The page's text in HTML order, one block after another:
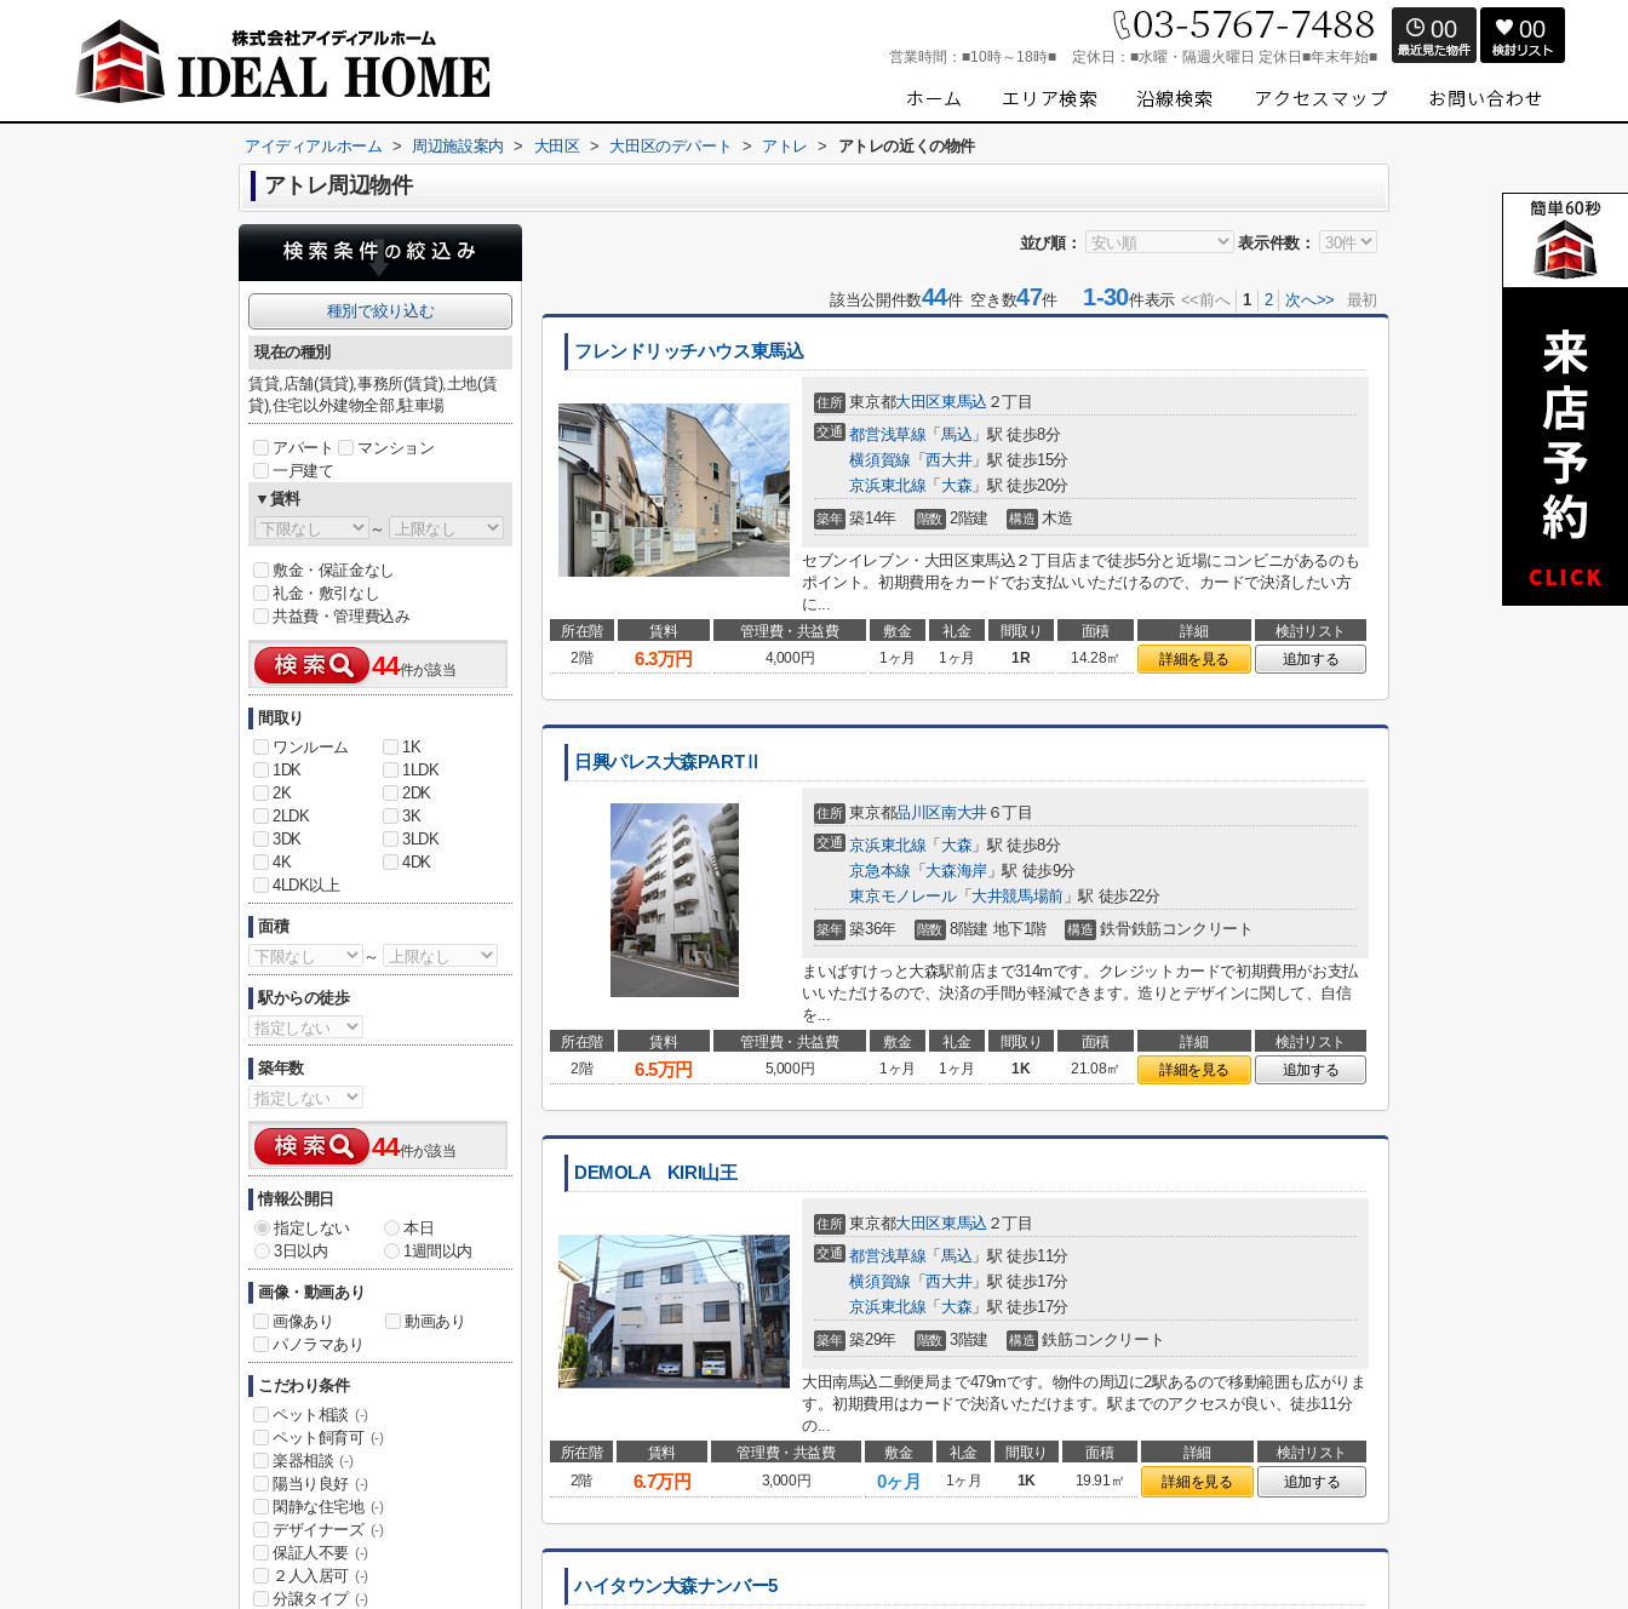
営業時間： ■10時～18時■ 定休日： ■水曜・隔週火曜日 定休日■年末年始■
00 00
アイディアルホーム > 周辺施設案内 > 大田区 > 大田区のデパート > アトレ > アトレの近くの物件
アトレ周辺物件
並び順： 表示件数：
該当公開件数44件 空き数47件1-30件表示 <<前へ 1 2 次へ>> 最初
フレンドリッチハウス東馬込
住所 東京都大田区東馬込 ２丁目
交通 都営浅草線 「 馬込 」駅 徒歩8分
横須賀線 「西大井」駅 徒歩15分
京浜東北線 「 大森 」駅 徒歩20分
築年 築14年 階数 2階建 構造 木造
セブンイレブン・大田区東馬込２丁目店まで徒歩5分と近場にコンビニがあるのも
ポイント。初期費用をカードでお支払いいただけるので、カードで決済したい方
に...
所在階 賃料 管理費・共益費 敷金 礼金 間取り 面積 詳細
検討リスト
2階
6.3万円 4,000円 1ヶ月 1ヶ月 1R 14.28㎡ 詳細を見る 追加する
日興パレス大森PARTⅡ
住所 東京都品川区南大井６丁目
交通 京浜東北線 「 大森 」駅 徒歩8分
京急本線 「 大森海岸」駅 徒歩9分
東京モノレール「 大井競馬場前」駅 徒歩22分
築年 築36年 階数 8階建 地下1階 構造 鉄骨鉄筋コンクリート
まいばすけっと大森駅前店まで314mです。クレジットカードで初期費用がお支払
いいただけるので、決済の手間が軽減できます。造りとデザインに関して、自信
を...
所在階 賃料 管理費・共益費 敷金 礼金 間取り 面積 詳細
検討リスト
2階
6.5万円 5,000円 1ヶ月 1ヶ月 1K 21.08㎡ 詳細を見る 追加する
DEMOLA KIRI山王
住所 東京都大田区東馬込 ２丁目
交通 都営浅草線 「 馬込 」駅 徒歩11分
横須賀線 「西大井」駅 徒歩17分
京浜東北線 「 大森 」駅 徒歩17分
築年 築29年 階数 3階建 構造 鉄筋コンクリート
大田南馬込二郵便局まで479mです。物件の周辺に2駅あるので移動範囲も広がりま
す。初期費用はカードで決済いただけます。駅までのアクセスが良い、徒歩11分
の...
所在階 賃料 管理費・共益費 敷金 礼金 間取り 面積 詳細
検討リスト
2階
6.7万円 3,000円 0ヶ月 1ヶ月 1K 19.91㎡ 詳細を見る 追加する
ハイタウン大森ナンバー5
種別で絞り込む
現在の種別
賃貸,店舗(賃貸),事務所(賃貸),土地(賃
貸),住宅以外建物全部,駐車場
アパート
マンション
一戸建て
▼賃料
～
敷金・保証金なし
礼金・敷引なし
共益費・管理費込み
44件が該当
間取り
ワンルーム
1K
1DK
1LDK
2K
2DK
2LDK
3K
3DK
3LDK
4K
4DK
4LDK以上
面積
～
駅からの徒歩
築年数
44件が該当
情報公開日
指定しない
本日
3日以内
1週間以内
画像・動画あり
画像あり
動画あり
パノラマあり
こだわり条件
ペット相談 (-)
ペット飼育可 (-)
楽器相談 (-)
陽当り良好 (-)
閑静な住宅地 (-)
デザイナーズ (-)
保証人不要 (-)
２人入居可 (-)
分譲タイプ (-)